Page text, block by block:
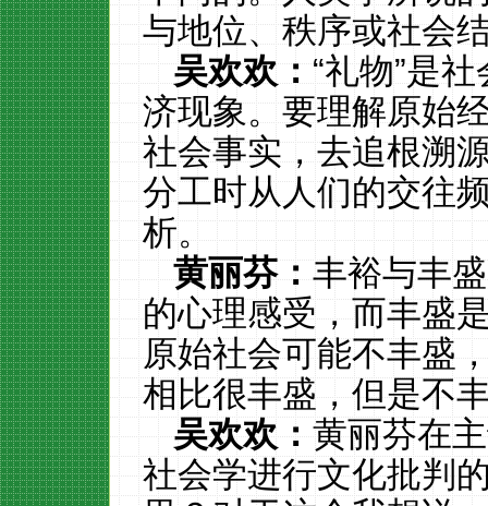
与地位、秩序或社会
吴欢欢：“礼物”是
济现象。要理解原始
社会事实，去追根溯
分工时从人们的交往
析。
黄丽芬：丰裕与丰
的心理感受，而丰盛
原始社会可能不丰盛
相比很丰盛，但是不
吴欢欢：黄丽芬在
社会学进行文化批判